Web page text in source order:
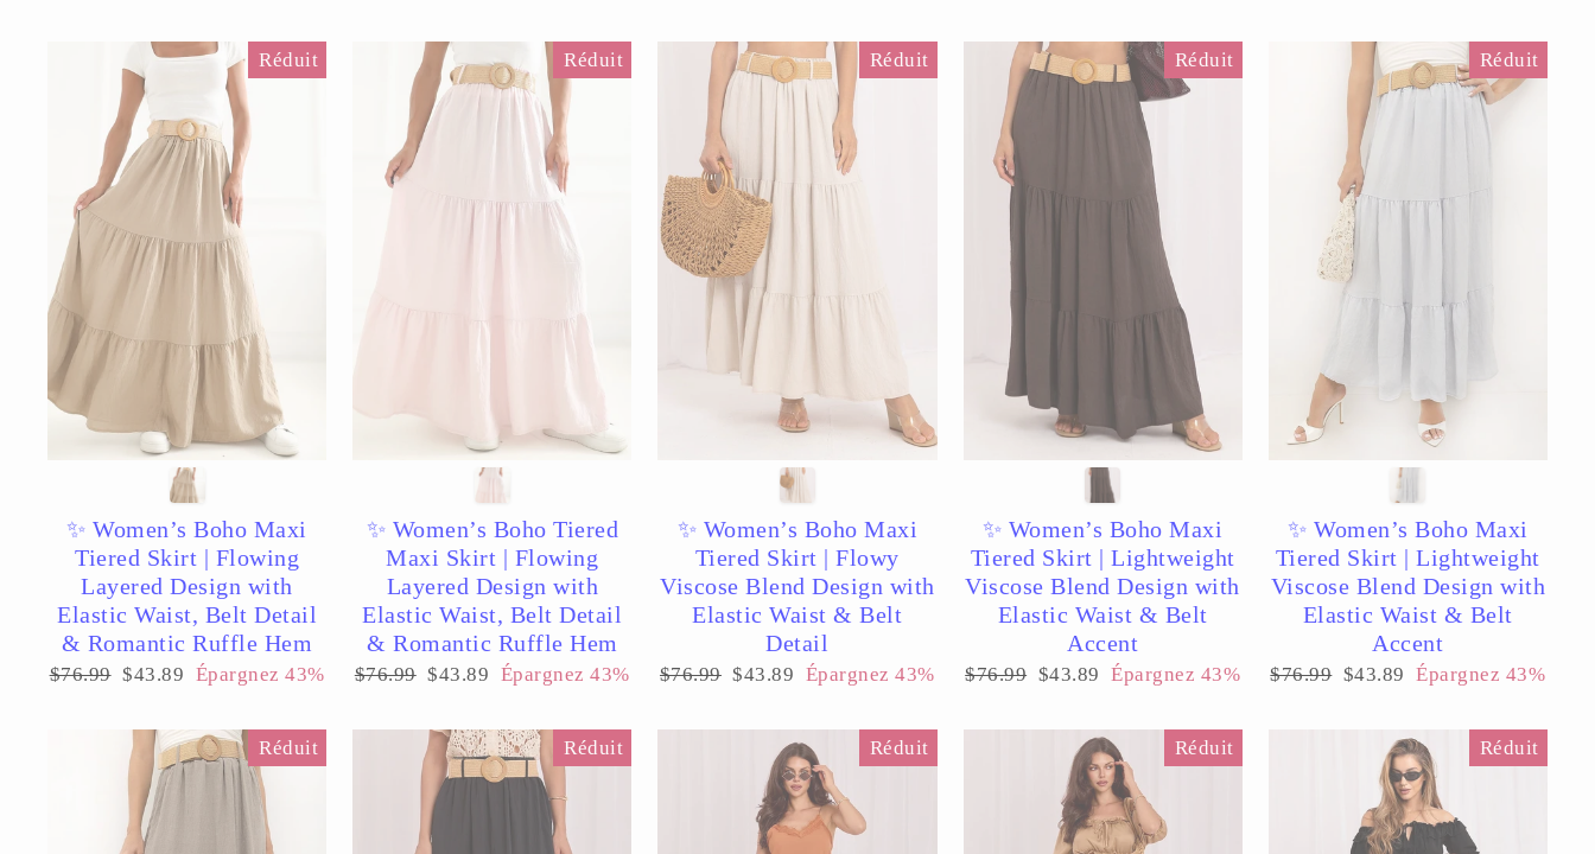
Réduit
✨ Women’s Boho Maxi
Tiered Skirt | Flowing
Layered Design with
Elastic Waist, Belt Detail
& Romantic Ruffle Hem
Prix
$76.99 Prix
$43.89 Épargnez 43%
Réduit
✨ Women’s Boho Tiered
Maxi Skirt | Flowing
Layered Design with
Elastic Waist, Belt Detail
& Romantic Ruffle Hem
Prix
$76.99 Prix
$43.89 Épargnez 43%
Réduit
✨ Women’s Boho Maxi
Tiered Skirt | Flowy
Viscose Blend Design with
Elastic Waist & Belt
Detail
Prix
$76.99 Prix
$43.89 Épargnez 43%
Réduit
✨ Women’s Boho Maxi
Tiered Skirt | Lightweight
Viscose Blend Design with
Elastic Waist & Belt
Accent
Prix
$76.99 Prix
$43.89 Épargnez 43%
Réduit
✨ Women’s Boho Maxi
Tiered Skirt | Lightweight
Viscose Blend Design with
Elastic Waist & Belt
Accent
Prix
$76.99 Prix
$43.89 Épargnez 43%
Réduit Réduit Réduit Réduit Réduit